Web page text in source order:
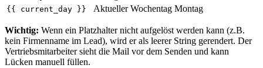
{{ current_day }} Aktueller Wochentag Montag
Wichtig: Wenn ein Platzhalter nicht aufgelöst werden kann (z.B.
kein Firmenname im Lead), wird er als leerer String gerendert. Der
Vertriebsmitarbeiter sieht die Mail vor dem Senden und kann
Lücken manuell füllen.